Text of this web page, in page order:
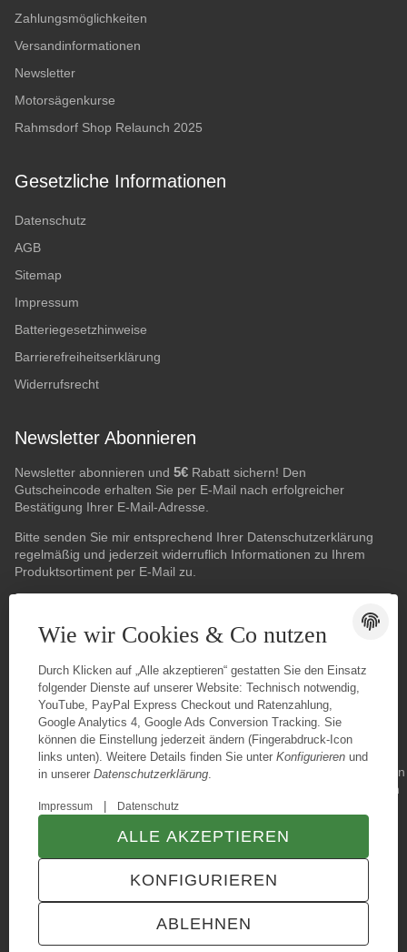
Zahlungsmöglichkeiten
Versandinformationen
Newsletter
Motorsägenkurse
Rahmsdorf Shop Relaunch 2025
Gesetzliche Informationen
Datenschutz
AGB
Sitemap
Impressum
Batteriegesetzhinweise
Barrierefreiheitserklärung
Widerrufsrecht
Newsletter Abonnieren
Newsletter abonnieren und 5€ Rabatt sichern! Den
Gutscheincode erhalten Sie per E-Mail nach erfolgreicher
Bestätigung Ihrer E-Mail-Adresse.
Bitte senden Sie mir entsprechend Ihrer Datenschutzerklärung
regelmäßig und jederzeit widerruflich Informationen zu Ihrem
Produktsortiment per E-Mail zu.
ABONNIEREN
TECHNIK JTL-Shop Template VERTRAG WIDERRUFEN
ANMELDEN MENÜ WARENKORB
Wie wir Cookies & Co nutzen
Durch Klicken auf „Alle akzeptieren“ gestatten Sie den Einsatz
folgender Dienste auf unserer Website: Technisch notwendig,
YouTube, PayPal Express Checkout und Ratenzahlung,
Google Analytics 4, Google Ads Conversion Tracking. Sie
können die Einstellung jederzeit ändern (Fingerabdruck-Icon
links unten). Weitere Details finden Sie unter Konfigurieren und
in unserer Datenschutzerklärung.
Impressum Datenschutz
ABLEHNEN
KONFIGURIEREN
ALLE AKZEPTIEREN